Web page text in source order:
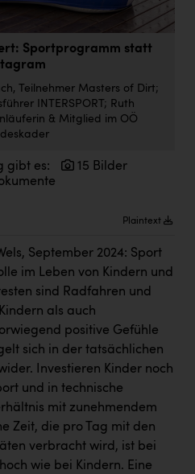
Loimer
Sportprogramm statt
Teilnehmer Masters of Dirt;
INTERSPORT; Ruth
& Mitglied im OÖ
gibt es:
15 Bilder
Plaintext
September 2024: Sport
im Leben von Kindern und
sind Radfahren und
als auch
positive Gefühle
sich in der tatsächlichen
Investieren Kinder noch
und in technische
mit zunehmendem
Zeit, die pro Tag mit den
verbracht wird, ist bei
wie bei Kindern. Eine